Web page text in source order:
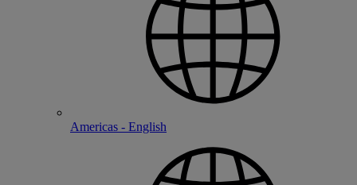
Americas - English